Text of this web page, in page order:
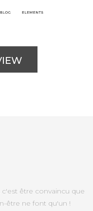
c'est être convaincu que
être ne font qu'un !